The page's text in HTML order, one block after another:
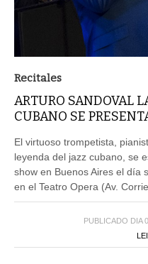
Recitales
ARTURO SANDOVAL
CUBANO SE
El virtuoso trompetista,
leyenda del jazz cubano, se
show en Buenos Aires el día
en el Teatro Opera (Av.
PUBLICADO DIA